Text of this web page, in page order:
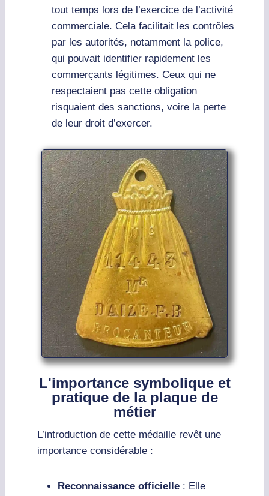
tout temps lors de l’exercice de l’activité
commerciale. Cela facilitait les contrôles
par les autorités, notamment la police,
qui pouvait identifier rapidement les
commerçants légitimes. Ceux qui ne
respectaient pas cette obligation
risquaient des sanctions, voire la perte
de leur droit d’exercer.
L'importance symbolique et
pratique de la plaque de
métier
L’introduction de cette médaille revêt une
importance considérable :
Reconnaissance officielle : Elle